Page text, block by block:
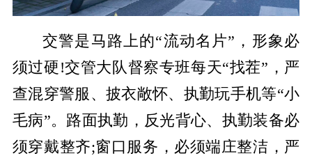
交警是马路上的“流动名片”，形象必
须过硬!交管大队督察专班每天“找茬”，严
查混穿警服、披衣敞怀、执勤玩手机等“小
毛病”。路面执勤，反光背心、执勤装备必
须穿戴整齐;窗口服务，必须端庄整洁，严